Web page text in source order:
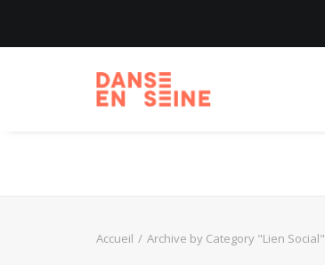
Accueil Archive by Category "Lien Social"